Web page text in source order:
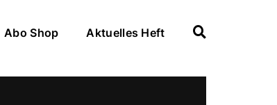
Abo Shop Aktuelles Heft